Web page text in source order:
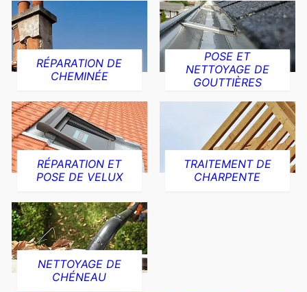
RÉPARATION DE
CHEMINÉE
POSE ET
NETTOYAGE DE
GOUTTIÈRES
RÉPARATION ET
POSE DE VELUX
TRAITEMENT DE
CHARPENTE
NETTOYAGE DE
CHÉNEAU